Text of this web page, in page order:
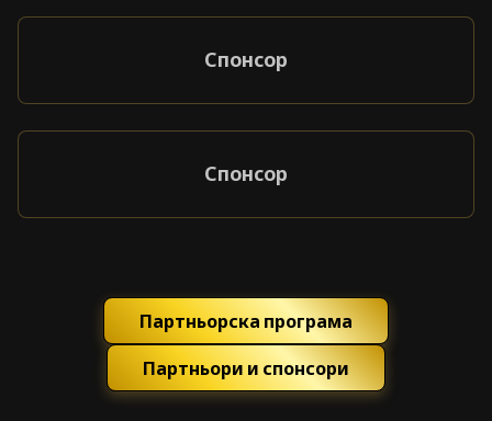
Спонсор
Спонсор
Партньорска програма
Партньори и спонсори